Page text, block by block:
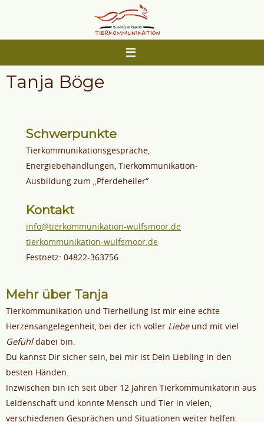
springen
Tanja Böge
Schwerpunkte
Tierkommunikationsgespräche,
Energiebehandlungen, Tierkommunikation-
Ausbildung zum „Pferdeheiler“
Kontakt
info@tierkommunikation-wulfsmoor.de
tierkommunikation-wulfsmoor.de
Festnetz: 04822-363756
Mehr über Tanja
Tierkommunikation und Tierheilung ist mir eine echte
Herzensangelegenheit, bei der ich voller Liebeund mit viel
Gefühldabei bin.
Du kannst Dir sicher sein, bei mir ist Dein Liebling in den
besten Händen.
Inzwischen bin ich seit über 12 Jahren Tierkommunikatorin aus
Leidenschaft und konnte Mensch und Tier in vielen,
verschiedenen Gesprächen und Situationen weiter helfen.